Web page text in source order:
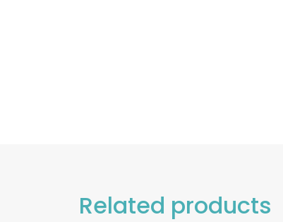
Related products